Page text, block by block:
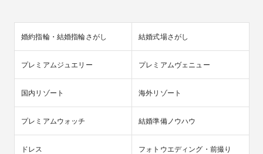
婚約指輪・結婚指輪さがし 結婚式場さがし
プレミアムジュエリー プレミアムヴェニュー
国内リゾート 海外リゾート
プレミアムウォッチ 結婚準備ノウハウ
ドレス フォトウエディング・前撮り